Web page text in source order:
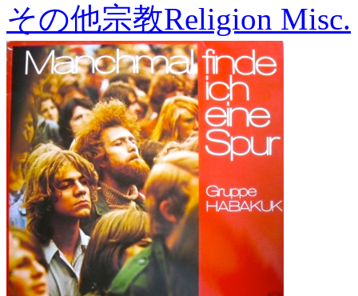
その他宗教Religion Misc.